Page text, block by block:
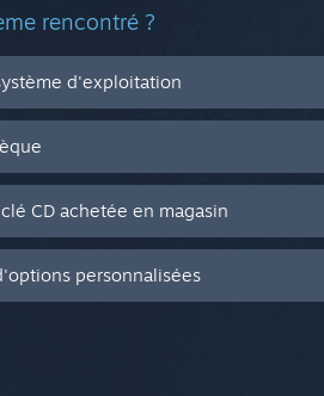
rencontré ?
d'exploitation
CD achetée en magasin
personnalisées